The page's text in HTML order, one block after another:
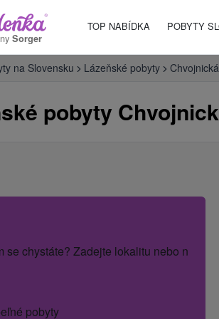
Sorger
TOP NABÍDKA POBYTY
na Slovensku Lázeňské pobyty
pobyty
se chystáte? Zadejte lokalitu nebo název
pobyty